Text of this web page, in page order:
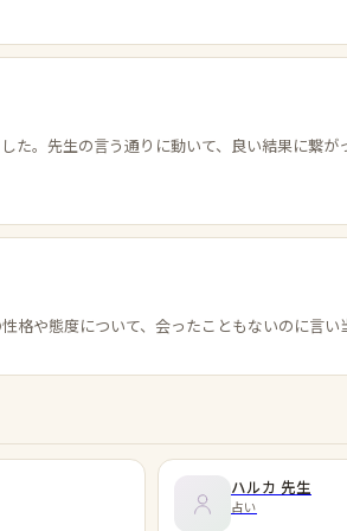
た。先生の言う通りに動いて、良い結果に繋が
格や態度について、会ったこともないのに言い
ハルカ 先生
占い